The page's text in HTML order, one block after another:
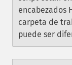
encabezados
carpeta de
puede ser